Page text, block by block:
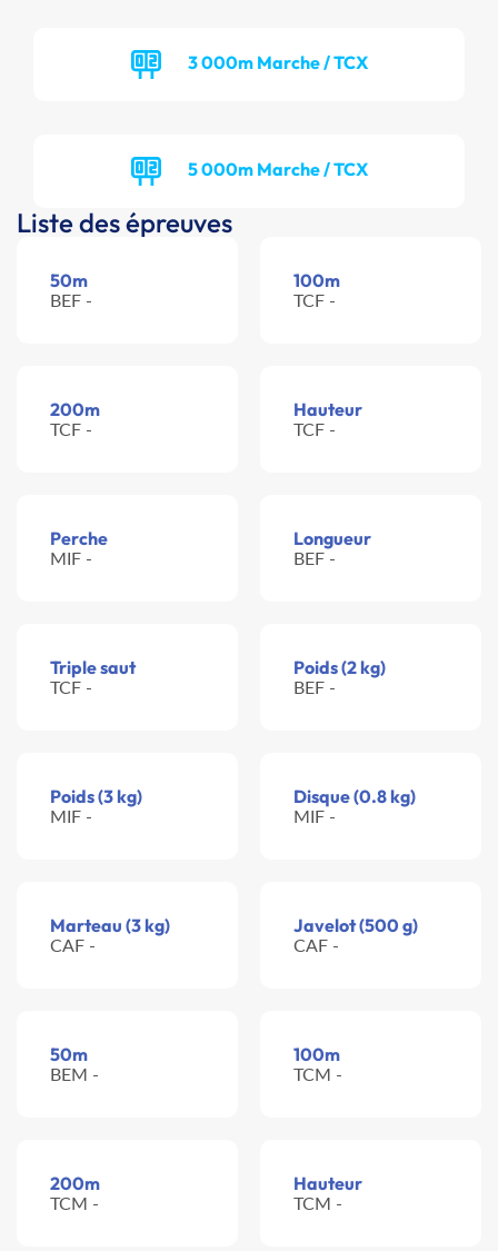
3 000m Marche / TCX
5 000m Marche / TCX
Liste des épreuves
50m
BEF -
100m
TCF -
200m
TCF -
Hauteur
TCF -
Perche
MIF -
Longueur
BEF -
Triple saut
TCF -
Poids (2 kg)
BEF -
Poids (3 kg)
MIF -
Disque (0.8 kg)
MIF -
Marteau (3 kg)
CAF -
Javelot (500 g)
CAF -
50m
BEM -
100m
TCM -
200m
TCM -
Hauteur
TCM -